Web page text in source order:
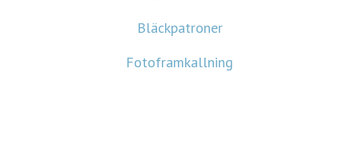
Bläckpatroner
Fotoframkallning